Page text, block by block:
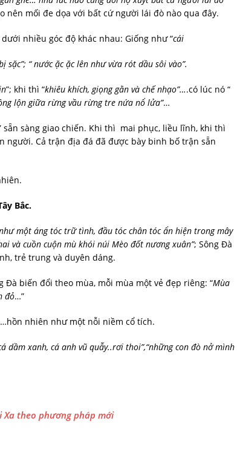
nên mối đe dọa với bất cứ người lái đò nào qua đây.
nhiều góc độ khác nhau: Giống như “cái
ị sặc”; “ nước ặc ặc lên như vừa rót dầu sôi vào”.
”; khi thì “khiêu khích, giọng gằn và chếnhạo”….có lúc nó “
lộn giữa rừng vầu rừng tre nứa nổ lửa”…
sẵn sàng giao chiến. Khi thì mai phục, liều lĩnh, khi thì
người. Cả trận địa đá đã được bày binh bố trận sẵn
Bắc.
một áng tóc trữ tình, đầu tóc chân tóc ẩn hiện trong mây
và cuồn cuộn mù khói núi Mèo đốt nương xuân”; Sông Đà
trẻ trung và duyên dáng.
Đà biến đổi theo mùa, mỗi mùa một vẻ đẹp riêng: “Mùa
đỏ…”
nhiên như một nỗi niềm cổ tích.
dầm xanh, cá anh vũ quẫy..rơi thoi”,“nhữngcon đò nở mình
Xa theo phương pháp mới